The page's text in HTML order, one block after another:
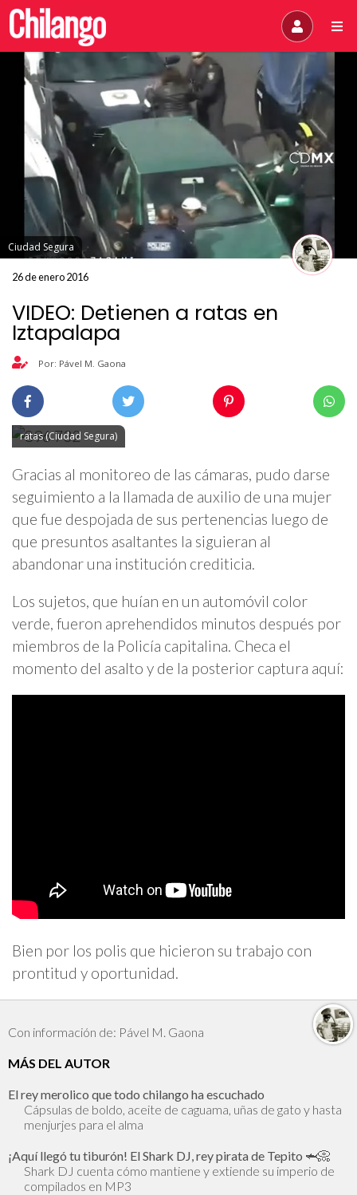
Ciudad Segura
26 de enero 2016
VIDEO: Detienen a ratas en
Iztapalapa
Por: Pável M. Gaona
ratas (Ciudad Segura)
Gracias al monitoreo de las cámaras, pudo darse
seguimiento a la llamada de auxilio de una mujer
que fue despojada de sus pertenencias luego de
que presuntos asaltantes la siguieran al
abandonar una institución crediticia.
Los sujetos, que huían en un automóvil color
verde, fueron aprehendidos minutos después por
miembros de la Policía capitalina. Checa el
momento del asalto y de la posterior captura aquí:
Bien por los polis que hicieron su trabajo con
prontitud y oportunidad.
Con información de: Pável M. Gaona
MÁS DEL AUTOR
El rey merolico que todo chilango ha escuchado
Cápsulas de boldo, aceite de caguama, uñas de gato y hasta
menjurjes para el alma
¡Aquí llegó tu tiburón! El Shark DJ, rey pirata de Tepito 🦈📀
Shark DJ cuenta cómo mantiene y extiende su imperio de
compilados en MP3